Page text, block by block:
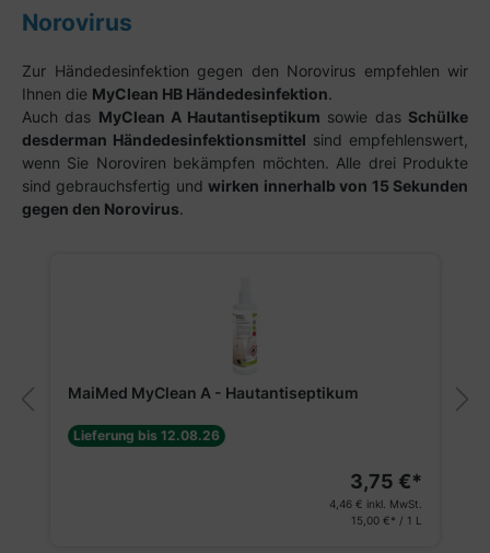
Norovirus
Zur Händedesinfektion gegen den Norovirus empfehlen wir
Ihnen die MyClean HB Händedesinfektion.
Auch das MyClean A Hautantiseptikum sowie das Schülke
desderman Händedesinfektionsmittel sind empfehlenswert,
wenn Sie Noroviren bekämpfen möchten. Alle drei Produkte
sind gebrauchsfertig undwirken innerhalb von 15 Sekunden
gegen den Norovirus.
MaiMed MyClean A - Hautantiseptikum
Lieferung bis 12.08.26
3,75 €*
4,46 € inkl. MwSt.
15,00 €* / 1 L